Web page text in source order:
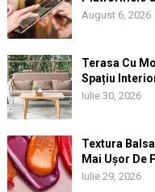
August 6, 2026
Terasa Cu
Spațiu
Iulie 30, 2026
Textura
Mai Ușor De
Iulie 29, 2026